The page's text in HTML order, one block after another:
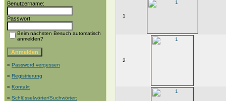
Benutzername:
Passwort:
Beim nächsten Besuch automatisch
anmelden?
» Password vergessen
» Registrierung
» Kontakt
» Schlüsselwörter/Suchwörter:
1
2